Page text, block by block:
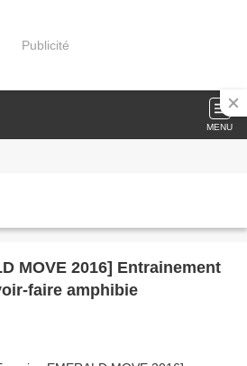
Publicité
MENU
MOVE 2016] Entrainement
faire amphibie